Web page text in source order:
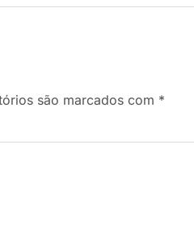
são marcados com *